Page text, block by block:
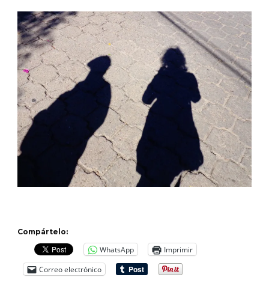
Compártelo:
WhatsApp
Imprimir
Correo electrónico